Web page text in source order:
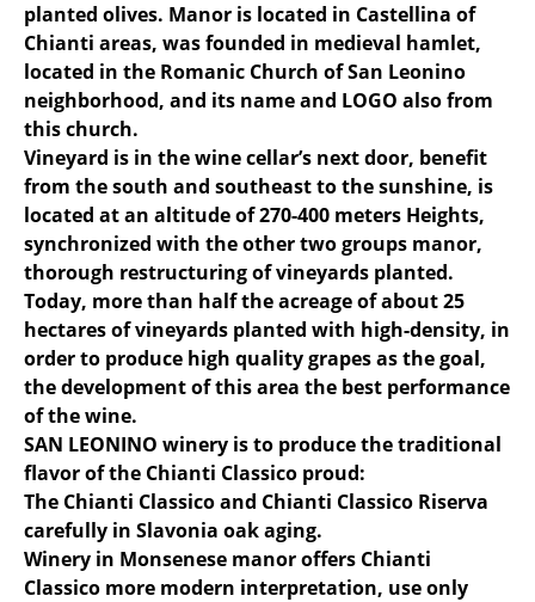
planted olives. Manor is located in Castellina of
Chianti areas, was founded in medieval hamlet,
located in the Romanic Church of San Leonino
neighborhood, and its name and LOGO also from
this church.
Vineyard is in the wine cellar’s next door, benefit
from the south and southeast to the sunshine, is
located at an altitude of 270-400 meters Heights,
synchronized with the other two groups manor,
thorough restructuring of vineyards planted.
Today, more than half the acreage of about 25
hectares of vineyards planted with high-density, in
order to produce high quality grapes as the goal,
the development of this area the best performance
of the wine.
SAN LEONINO winery is to produce the traditional
flavor of the Chianti Classico proud:
The Chianti Classico and Chianti Classico Riserva
carefully in Slavonia oak aging.
Winery in Monsenese manor offers Chianti
Classico more modern interpretation, use only